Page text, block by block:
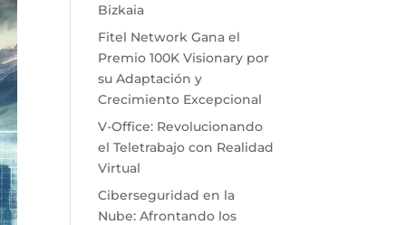
Bizkaia
Fitel Network Gana el
Premio 100K Visionary por
su Adaptación y
Crecimiento Excepcional
V-Office: Revolucionando
el Teletrabajo con Realidad
Virtual
Ciberseguridad en la
Nube: Afrontando los